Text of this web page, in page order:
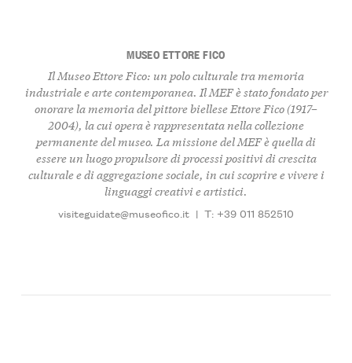
MUSEO ETTORE FICO
Il Museo Ettore Fico: un polo culturale tra memoria
industriale e arte contemporanea. Il MEF è stato fondato per
onorare la memoria del pittore bielleseEttore Fico (1917–
2004), la cui opera è rappresentata nella collezione
permanente del museo. La missione del MEF è quella di
essere un luogo propulsore di processi positivi di crescita
culturale e di aggregazione sociale, in cui scoprire e vivere i
linguaggi creativi e artistici.
visiteguidate@museofico.it | T: +39 011 852510